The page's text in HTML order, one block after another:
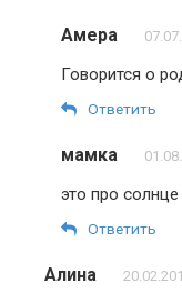
Амера
Говорится о
Ответить
мамка
это про солнце
Ответить
Алина